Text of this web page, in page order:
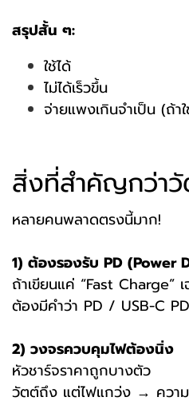
สรุปสั้น ๆ:
ใช้ได้
ไม่ได้เร็วขึ้น
จ่ายแพงเกินจำเป็น (ถ้
สิ่งที่สำคัญกว่าวั
หลายคนพลาดตรงนี้มาก!
1) ต้องรองรับ PD (Power
ถ้าเขียนแค่ “Fast Charge”
ต้องมีคำว่า PD / USB-C
2) วงจรควบคุมไฟต้องนิ่ง
หัวชาร์จราคาถูกบางตัว
วัตต์ถึง แต่ไฟแกว่ง → ควา